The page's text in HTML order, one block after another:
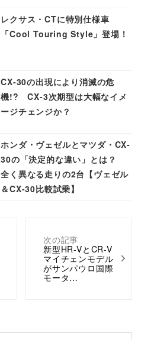
次の記事
新型HR-VとCR-V
マイチェンモデル
がサンパウロ国際
モータ…
レクサス・CTに特別仕様車
「Cool Touring Style」登場！
CX-30の出現により消滅の危
機!? CX-3次期型は大幅なイメ
ージチェンジか？
ホンダ・ヴェゼルとマツダ・CX-
30の「決定的な違い」とは？
全く異なる走りの2台【ヴェゼル
＆CX-30比較試乗】